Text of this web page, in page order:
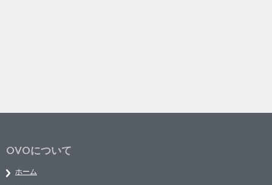
OVOについて
ホーム